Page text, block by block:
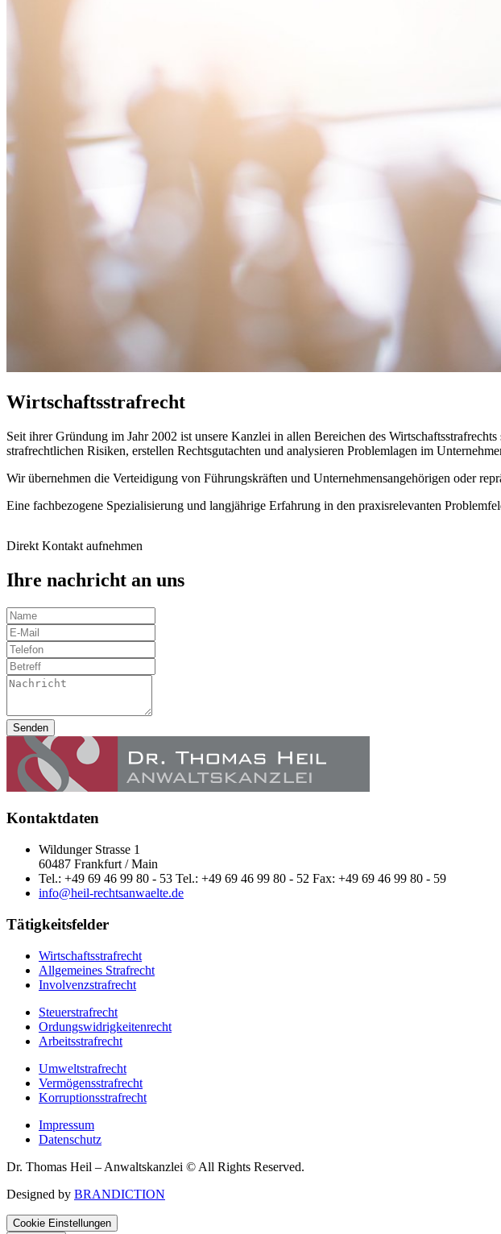
Wirtschaftsstrafrecht
Seit ihrer Gründung im Jahr 2002 ist unsere Kanzlei in allen Bereichen des
strafrechtlichen Risiken, erstellen Rechtsgutachten und analysieren Problemlagen im
Wir übernehmen die Verteidigung von Führungskräften und Unternehmensangehörigen oder
Eine fachbezogene Spezialisierung und langjährige Erfahrung in den praxisrelevanten
Direkt Kontakt aufnehmen
Ihre nachricht an uns
Senden
Kontaktdaten
Wildunger Strasse 1
60487 Frankfurt / Main
Tel.: +49 69 46 99 80 - 53 Tel.: +49 69 46 99 80 - 52 Fax: +49 69 46 99 80 - 59
info@heil-rechtsanwaelte.de
Tätigkeitsfelder
Wirtschaftsstrafrecht
Allgemeines Strafrecht
Involvenzstrafrecht
Steuerstrafrecht
Ordungswidrigkeitenrecht
Arbeitsstrafrecht
Umweltstrafrecht
Vermögensstrafrecht
Korruptionsstrafrecht
Impressum
Datenschutz
Dr. Thomas Heil – Anwaltskanzlei © All Rights Reserved.
Designed by BRANDICTION
Cookie Einstellungen